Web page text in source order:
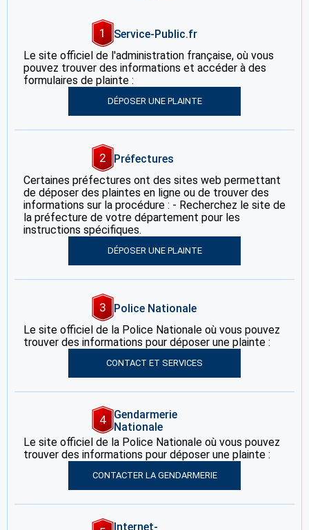
1
Service-Public.fr
Le site officiel de l'administration française, où vous
pouvez trouver des informations et accéder à des
formulaires de plainte :
DÉPOSER UNE PLAINTE
2
Préfectures
Certaines préfectures ont des sites web permettant
de déposer des plaintes en ligne ou de trouver des
informations sur la procédure : - Recherchez le site de
la préfecture de votre département pour les
instructions spécifiques.
DÉPOSER UNE PLAINTE
3
Police Nationale
Le site officiel de la Police Nationale où vous pouvez
trouver des informations pour déposer une plainte :
CONTACT ET SERVICES
4
Gendarmerie
Nationale
Le site officiel de la Police Nationale où vous pouvez
trouver des informations pour déposer une plainte :
CONTACTER LA GENDARMERIE
Internet-